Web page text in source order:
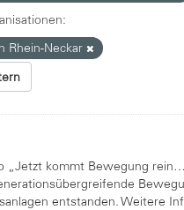
Rhein-Neckar
„Jetzt kommt Bewegung
entstanden. Weitere